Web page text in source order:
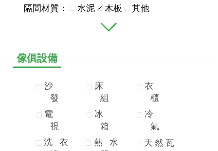
隔間材質：
水泥 木板 其他
傢俱設備
沙
發
電
視
洗
衣
床
組
冰
箱
熱
水
衣
櫃
冷
氣
天 然 瓦